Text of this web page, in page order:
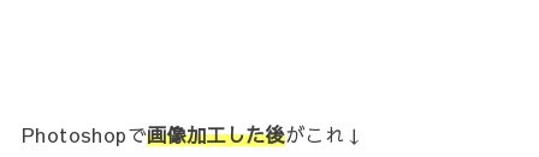
Photoshopで画像加工した後がこれ↓